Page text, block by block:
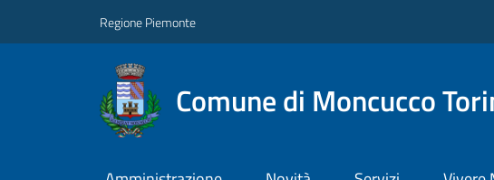
Regione Piemonte
Comune di Moncucco